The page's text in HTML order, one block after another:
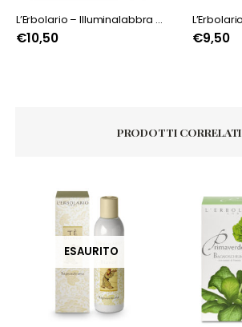
L’Erbolario – Illuminalabbra Myrrahae
€10,50 €9,50
PRODOTTI CORRELATI
ESAURITO